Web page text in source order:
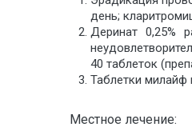
день;
Деринат 0,25%
40 таблеток
Таблетки милайф
Местное лечение: